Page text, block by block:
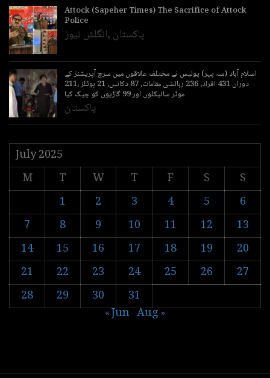
Attock (Sapeher Times) The Sacrifice of Attock
Police
انگلش نیوز, پاکستان
اسلام آباد (سہ پہر) پولیس نے مختلف علاقوں میں سرچ آپریشنز کے
دوران 431 افراد، 236 رہائشی مقامات، 87 دکانیں، 21 ہوٹلز ،211
موٹر سائیکلوں اور 99 گاڑیوں کو چیک کیا
پاکستان
July 2025
M
T W T F S
S
1
2 3 4 5
6
7
8 9 10 11 12
13
14
15 16 17 18 19
20
21
22 23 24 25 26
27
28
29 30
31
« Jun Aug »